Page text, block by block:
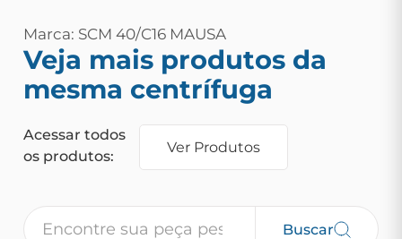
Marca: SCM 40/C16 MAUSA
Veja mais produtos da
mesma centrífuga
Acessar todos
os produtos:
Ver Produtos
Buscar